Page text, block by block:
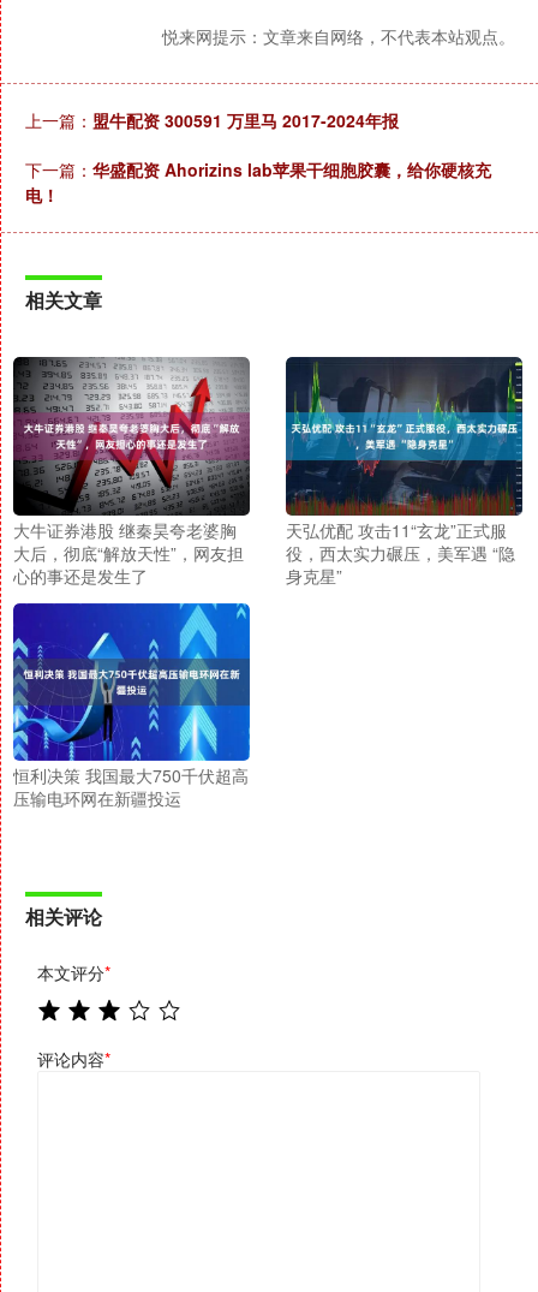
悦来网提示：文章来自网络，不代表本站观点。
上一篇： 盟牛配资 300591 万里马 2017-2024年报
下一篇： 华盛配资 Ahorizins lab苹果干细胞胶囊，给你硬核充
电！
相关文章
大牛证券港股 继秦昊夸老婆胸
大后，彻底“解放天性”，网友担
心的事还是发生了
天弘优配 攻击11“玄龙”正式服
役，西太实力碾压，美军遇 “隐
身克星”
恒利决策 我国最大750千伏超高
压输电环网在新疆投运
相关评论
本文评分*
评论内容*